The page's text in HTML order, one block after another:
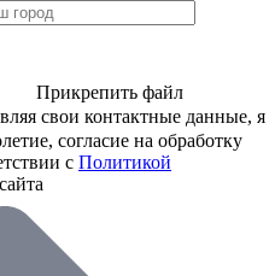
Прикрепить файл
свои контактные данные, я
согласие на обработку
с Политикой